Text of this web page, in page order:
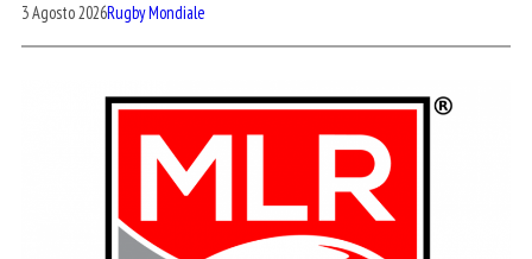
3 Agosto 2026Rugby Mondiale